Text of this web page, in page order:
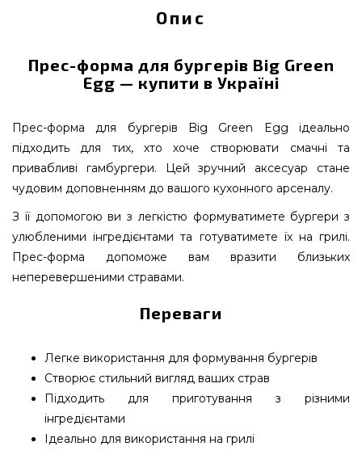
Опис
Прес-форма для бургерів Big Green
Egg — купити в Україні
Прес-форма для бургерів Big Green Egg ідеально
підходить для тих, хто хоче створювати смачні та
привабливі гамбургери. Цей зручний аксесуар стане
чудовим доповненням до вашого кухонного арсеналу.
З її допомогою ви з легкістю формуватимете бургери з
улюбленими інгредієнтами та готуватимете їх на грилі.
Прес-форма допоможе вам вразити близьких
неперевершеними стравами.
Переваги
Легке використання для формування бургерів
Створює стильний вигляд ваших страв
Підходить для приготування з різними
інгредієнтами
Ідеально для використання на грилі